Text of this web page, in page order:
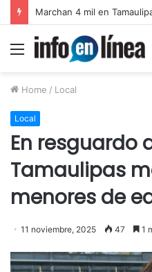
Menu
Home / Local
Local
En resguardo
Tamaulipas
menores de
11 noviembre, 2025 47 1